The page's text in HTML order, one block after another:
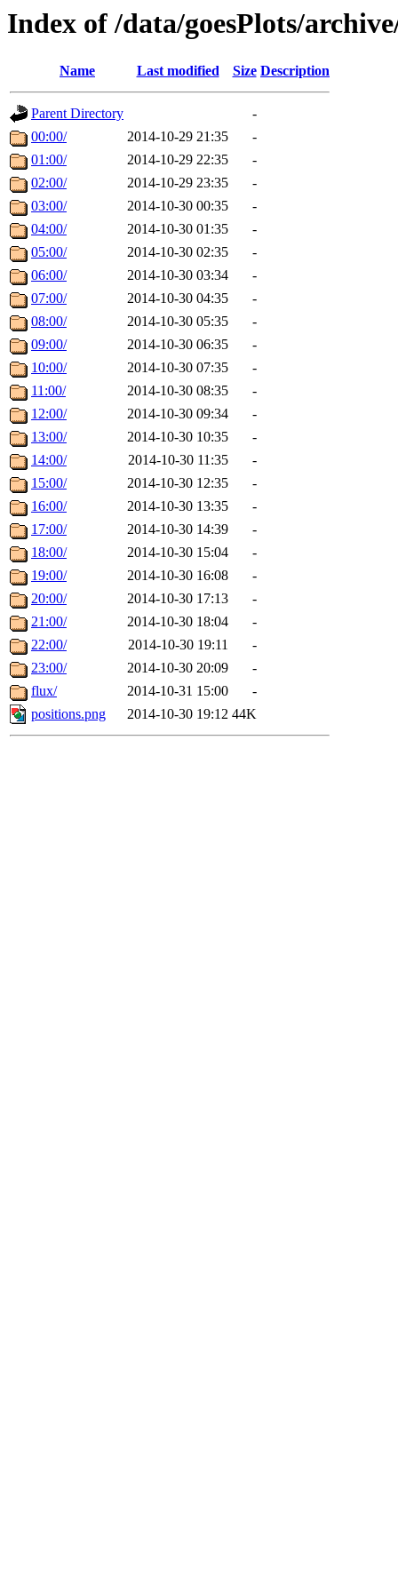
Index of /data/goesPlots/
Name Last modified Size Description
Parent Directory
-
00:00/
2014-10-29 21:35
-
01:00/
2014-10-29 22:35
-
02:00/
2014-10-29 23:35
-
03:00/
2014-10-30 00:35
-
04:00/
2014-10-30 01:35
-
05:00/
2014-10-30 02:35
-
06:00/
2014-10-30 03:34
-
07:00/
2014-10-30 04:35
-
08:00/
2014-10-30 05:35
-
09:00/
2014-10-30 06:35
-
10:00/
2014-10-30 07:35
-
11:00/
2014-10-30 08:35
-
12:00/
2014-10-30 09:34
-
13:00/
2014-10-30 10:35
-
14:00/
2014-10-30 11:35
-
15:00/
2014-10-30 12:35
-
16:00/
2014-10-30 13:35
-
17:00/
2014-10-30 14:39
-
18:00/
2014-10-30 15:04
-
19:00/
2014-10-30 16:08
-
20:00/
2014-10-30 17:13
-
21:00/
2014-10-30 18:04
-
22:00/
2014-10-30 19:11
-
23:00/
2014-10-30 20:09
-
flux/
2014-10-31 15:00
-
positions.png
2014-10-30 19:12 44K